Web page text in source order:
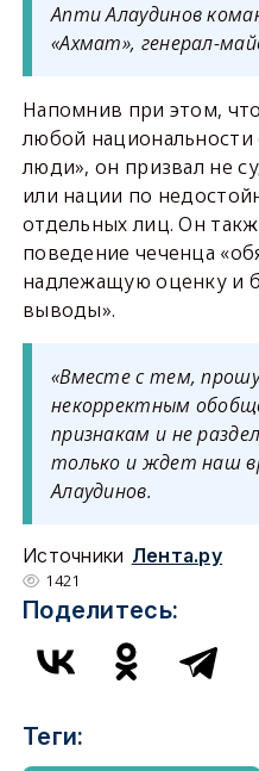
Апти Алаудинов
«Ахмат», генерал-
Напомнив при этом,
любой национальности
люди», он призвал не
или нации по
отдельных лиц. Он
поведение чеченца
надлежащую оценку и
выводы».
«Вместе с тем,
некорректным
признакам и не
только и ждет наш
Алаудинов.
Источники Лента.ру
1421
Поделитесь:
Теги: